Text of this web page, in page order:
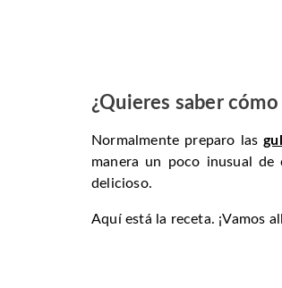
¿Quieres saber
Normalmente preparo las
manera un poco inusual
delicioso.
Aquí está la receta. ¡Vamos